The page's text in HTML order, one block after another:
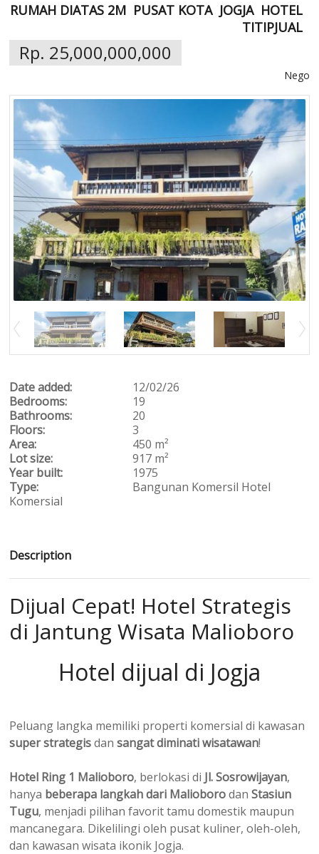
HOTEL
JOGJA
PUSAT KOTA
RUMAH DIATAS 2M
TITIPJUAL
Rp. 25,000,000,000
Nego
Date added:
12/02/26
Bedrooms:
19
Bathrooms:
20
Floors:
3
Area:
450 m²
Lot size:
917 m²
Year built:
1975
Type:
Bangunan Komersil Hotel
Komersial
Description
Dijual Cepat! Hotel Strategis
di Jantung Wisata Malioboro
Hotel dijual di Jogja
Peluang langka memiliki properti komersial di kawasan
super strategisdansangat diminati wisatawan!
Hotel Ring 1 Malioboro, berlokasi di Jl. Sosrowijayan,
hanya beberapa langkah dari MalioborodanStasiun
Tugu, menjadi pilihan favorit tamu domestik maupun
mancanegara. Dikelilingi oleh pusat kuliner, oleh-oleh,
dan kawasan wisata ikonik Jogja.